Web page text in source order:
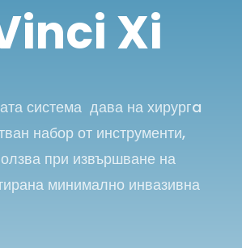
Xi
система дава на хирургa
набор от инструменти,
при извършване на
минимално инвазивна